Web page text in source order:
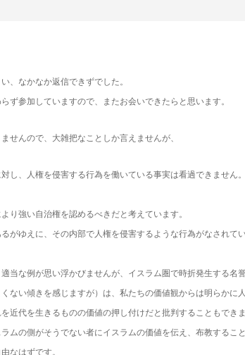
、なかなか返信できずでした。
ず参加していますので、またお会いできたらと思います。
せんので、大雑把なことしか言えませんが、
し、人権を侵害する行為を働いている事実は看過できません
り強い自治権を認めるべきだと考えています。
がゆえに、その内部で人権を侵害するような行為がなされて
当な例が思い浮かびませんが、イスラム圏で時折発生する名
ない傾きを感じますが）は、私たちの価値観からは明らかに
近代を生きるものの価値の押し付けだと批判することもでき
ムの側がそうでない者にイスラムの価値を伝え、布教するこ
なはずです。